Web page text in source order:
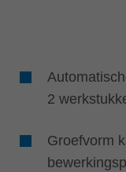
2
Groefvorm